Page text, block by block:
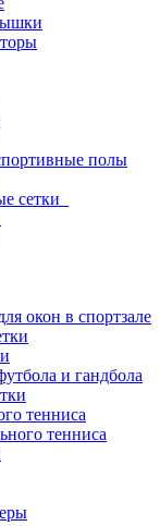
полы
сетки
окон в спортзале
и гандбола
тенниса
тенниса